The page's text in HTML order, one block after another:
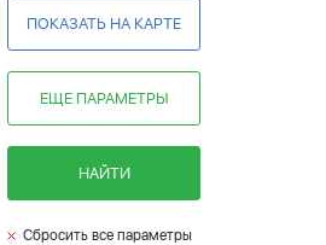
ПОКАЗАТЬ НА КАРТЕ
ЕЩЕ ПАРАМЕТРЫ
НАЙТИ
Сбросить все параметры